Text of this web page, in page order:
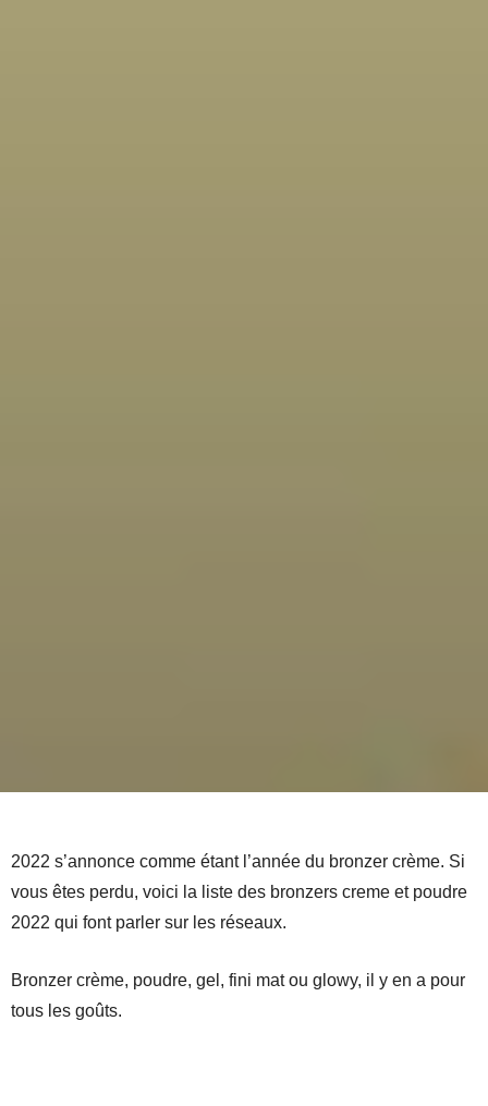
2022 s’annonce comme étant l’année du bronzer crème. Si
vous êtes perdu, voici la liste des bronzers creme et poudre
2022 qui font parler sur les réseaux.
Bronzer crème, poudre, gel, fini mat ou glowy, il y en a pour
tous les goûts.